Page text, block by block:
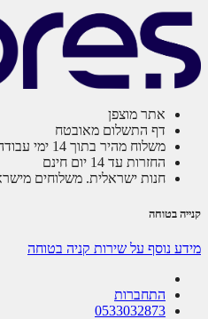
אתר מוצפן
דף התשלום מאובטח
משלוח מהיר בתוך 14 ימי עבודה
החזרות עד 14 יום חינם
חנות ישראלית. משלוחים מישראל
בטוחה
נוסף על שירות קניה בטוחה
התחברות
0533032873